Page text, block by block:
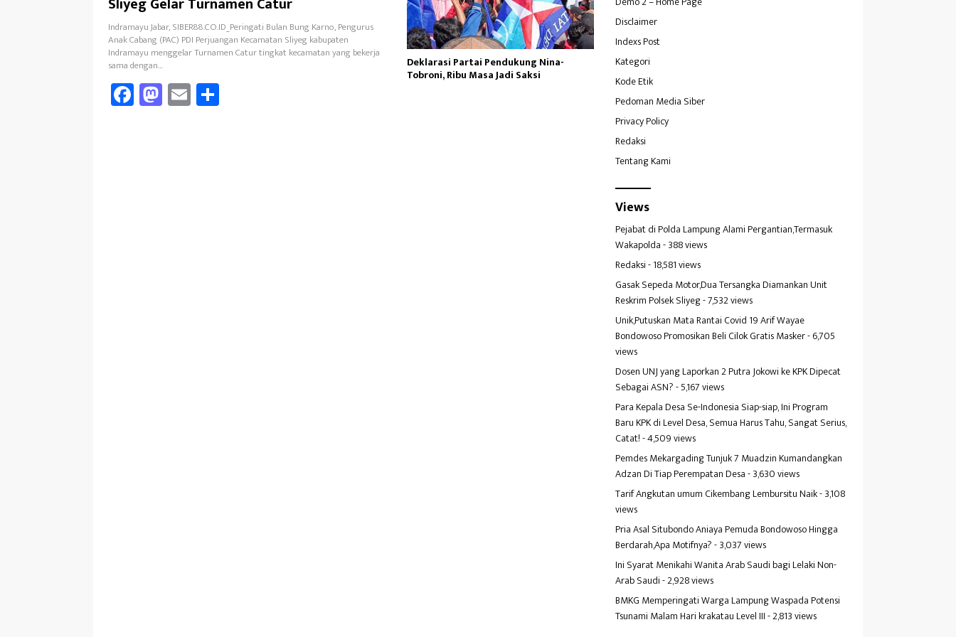
Indramayu Jabar, SIBER88.CO.ID_Peringati Bulan Bung Karno, Pengurus
Anak Cabang (PAC) PDI Perjuangan Kecamatan Sliyeg kabupaten
Indramayu menggelar Turnamen Catur tingkat kecamatan yang bekerja
sama dengan…
Fa
ce
M
as
E
m
Deklarasi Partai Pendukung Nina-
Tobroni, Ribu Masa Jadi Saksi
Disclaimer
Indexs Post
Kategori
Kode Etik
Pedoman Media Siber
Privacy Policy
Redaksi
Tentang Kami
Views
Pejabat di Polda Lampung Alami Pergantian,Termasuk
Wakapolda- 388 views
Redaksi- 18,581 views
Gasak Sepeda Motor,Dua Tersangka Diamankan Unit
Reskrim Polsek Sliyeg- 7,532 views
Unik,Putuskan Mata Rantai Covid 19 Arif Wayae
Bondowoso Promosikan Beli Cilok Gratis Masker- 6,705
views
Dosen UNJ yang Laporkan 2 Putra Jokowi ke KPK Dipecat
Sebagai ASN?- 5,167 views
Para Kepala Desa Se-Indonesia Siap-siap, Ini Program
Baru KPK di Level Desa, Semua Harus Tahu, Sangat Serius,
Catat!- 4,509 views
Pemdes Mekargading Tunjuk 7 Muadzin Kumandangkan
Adzan Di Tiap Perempatan Desa- 3,630 views
Tarif Angkutan umum Cikembang Lembursitu Naik- 3,108
views
Pria Asal Situbondo Aniaya Pemuda Bondowoso Hingga
Berdarah,Apa Motifnya?- 3,037 views
Ini Syarat Menikahi Wanita Arab Saudi bagi Lelaki Non-
Arab Saudi- 2,928 views
BMKG Memperingati Warga Lampung Waspada Potensi
Tsunami Malam Hari krakatau Level III- 2,813 views